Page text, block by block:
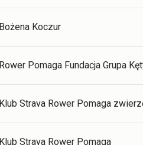
Bożena Koczur
Rower Pomaga Fundacja Grupa
Klub Strava Rower Pomaga
Klub Strava Rower Pomaga